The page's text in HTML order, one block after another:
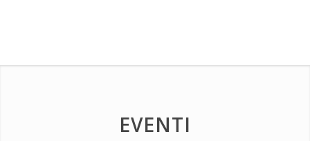
EVENTI